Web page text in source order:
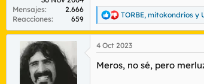
Mensajes
2.666
Reacciones
659
R
e
a
c
i
TORBE, mitokondrios y
4 Oct 2023
Meros, no sé, pero